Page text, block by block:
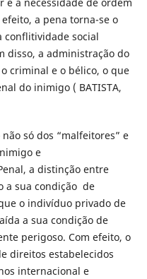
a pena torna-se o
conflitividade social
disso, a administração do
criminal e o bélico, o que
do inimigo ( BATISTA,
só dos “malfeitores” e
e
a distinção entre
a sua condição de
o indivíduo privado de
a sua condição de
perigoso. Com efeito, o
direitos estabelecidos
internacional e